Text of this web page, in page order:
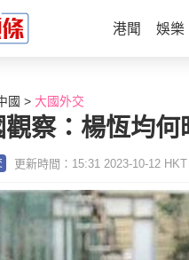
港聞 娛樂
國 大國外交
觀察：楊恆均何
更新時間：15:31 2023-10-12 HKT